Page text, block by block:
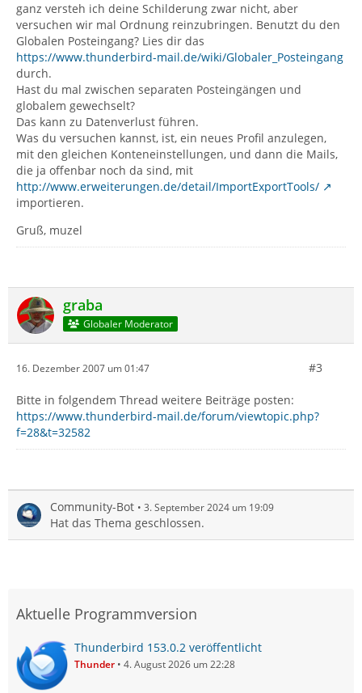
ganz versteh ich deine Schilderung zwar nicht, aber
versuchen wir mal Ordnung reinzubringen. Benutzt du den
Globalen Posteingang? Lies dir das
https://www.thunderbird-mail.de/wiki/Globaler_Posteingang
durch.
Hast du mal zwischen separaten Posteingängen und
globalem gewechselt?
Das kann zu Datenverlust führen.
Was du versuchen kannst, ist, ein neues Profil anzulegen,
mit den gleichen Konteneinstellungen, und dann die Mails,
die ja offenbar noch da sind, mit
http://www.erweiterungen.de/detail/ImportExportTools/
importieren.
Gruß, muzel
graba
Globaler Moderator
16. Dezember 2007 um 01:47 #3
Bitte in folgendem Thread weitere Beiträge posten:
https://www.thunderbird-mail.de/forum/viewtopic.php?
f=28&t=32582
Community-Bot 3. September 2024 um 19:09
Hat das Thema geschlossen.
Aktuelle Programmversion
Thunderbird 153.0.2 veröffentlicht
Thunder 4. August 2026 um 22:28